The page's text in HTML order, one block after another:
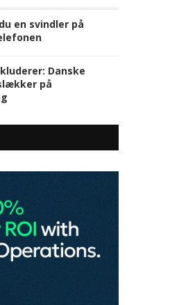
en svindler på
Danske
på